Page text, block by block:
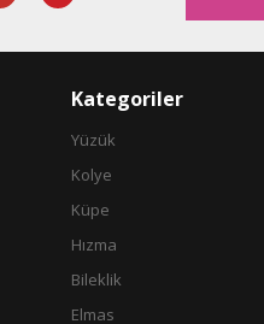
Kategoriler
Yüzük
Kolye
Küpe
Hızma
Bileklik
Elmas